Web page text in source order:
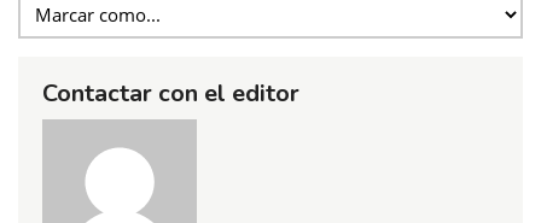
Contactar con el editor